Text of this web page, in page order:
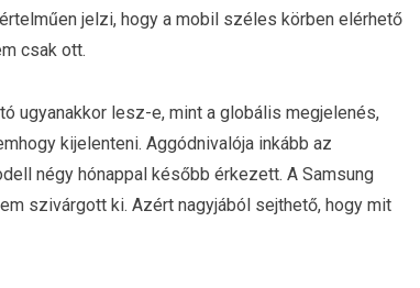
jelzi, hogy a mobil széles körben elérhető
csak ott.
ugyanakkor lesz-e, mint a globális megjelenés,
kijelenteni. Aggódnivalója inkább az
négy hónappal később érkezett. A Samsung
szivárgott ki. Azért nagyjából sejthető, hogy mit